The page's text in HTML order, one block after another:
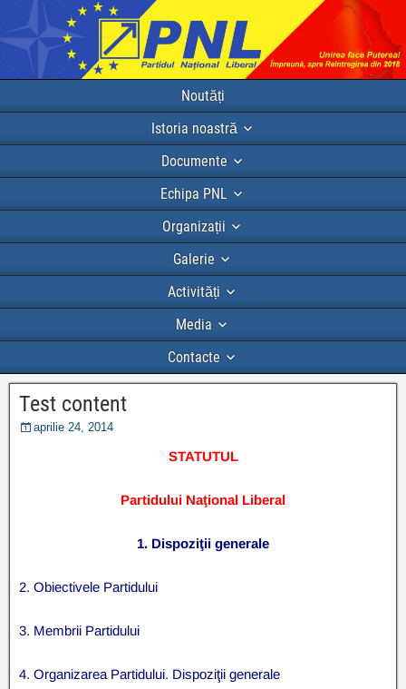
Noutăți
Istoria noastră
Documente
Echipa PNL
Organizații
Galerie
Activități
Media
Contacte
Test content
aprilie 24, 2014
STATUTUL
Partidului Naţional Liberal
1. Dispoziţii generale
2. Obiectivele Partidului
3. Membrii Partidului
4. Organizarea Partidului. Dispoziţii generale